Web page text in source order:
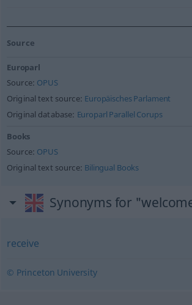
Source
Europarl
Source: OPUS
Original text source: Europäisches Parlament
Original database: Europarl Parallel Corups
Books
Source: OPUS
Original text source: Bilingual Books
Synonyms for
receive
© Princeton University